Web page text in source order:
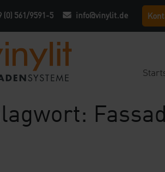
(0) 561/9591-5 info@vinylit.de